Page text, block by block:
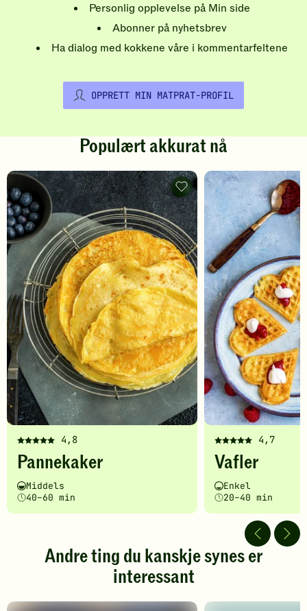
Personlig opplevelse på Min side
Abonner på nyhetsbrev
Ha dialog med kokkene våre i kommentarfeltene
OPPRETT MIN MATPRAT-PROFIL
Populært akkurat nå
4,8
Denne
oppskriften
fått
5
av
stjerner.
gi
Pannekaker
Vanskelighetsgrad
Middels
Tilberedningstid
40–60 min
Pannekaker
-
legg
til
favoritter
4,7
Denne
oppskriften
fått
5
av
stjerner.
Klikk
gi
Vafler
Vanskelighetsgrad
Enkel
Tilberedningstid
20–40 min
Andre ting du kanskje synes er
interessant